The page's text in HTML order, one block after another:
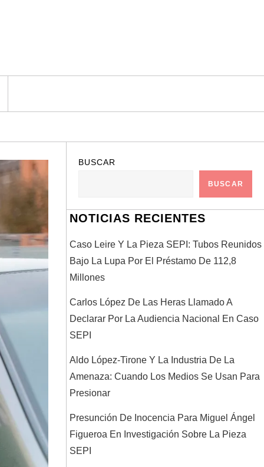
BUSCAR
BUSCAR
NOTICIAS RECIENTES
Caso Leire Y La Pieza SEPI: Tubos Reunidos
Bajo La Lupa Por El Préstamo De 112,8
Millones
Carlos López De Las Heras Llamado A
Declarar Por La Audiencia Nacional En Caso
SEPI
Aldo López-Tirone Y La Industria De La
Amenaza: Cuando Los Medios Se Usan Para
Presionar
Presunción De Inocencia Para Miguel Ángel
Figueroa En Investigación Sobre La Pieza
SEPI